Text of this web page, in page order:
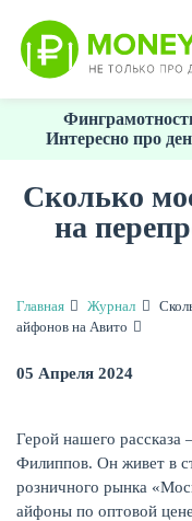
основному
Интересно про
Сколько
на
Главная Журнал
айфонов на Авито
05 Апреля 2024
Герой нашего
Филиппов. Он живет в
розничного рынка
айфоны по оптовой